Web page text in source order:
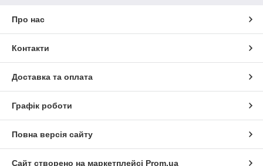
Про нас
Контакти
Доставка та оплата
Графік роботи
Повна версія сайту
Сайт створено на маркетплейсі Prom.ua